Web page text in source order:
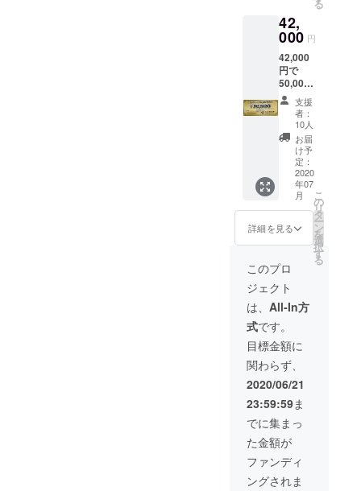
現金と
の引き
換えは
致しま
せん ※
本券の
盗難・
紛失・
滅失に
関して
は、一
切その
責を負
いませ
限り使
用可能
です。
本チ
ケット
は店舗
でのみ
使用可
能で
す。
【注意
事項】
※本券は
他の
サービ
ス券と
の併用
※本券は
現金と
の引き
換えは
致しま
せん ※
本券の
盗難・
紛失・
滅失に
関して
は、一
切その
責を負
いませ
ん
る
42,
000 円
42,000
円で
50,000
円分
（16％
お得）
のはや
ぶさチ
ケット
をお送
りいた
しま
す。 本
チケッ
トは店
舗が存
続する
限り使
用可能
です。
本チ
ケット
は店舗
でのみ
使用可
能で
す。
【注意
事項】
※本券は
他の
サービ
ス券と
の併用
支援
者：
10人
お届
け予
定：
2020
年07
月
詳細を見る
こ
の
リ
タ
ー
ン
を
選
択
す
る
このプロ
ジェクト
は、 All-In方
式です。
目標金額に
関わらず、
2020/06/21
23:59:59ま
でに集まっ
た金額が
ファンディ
ングされま